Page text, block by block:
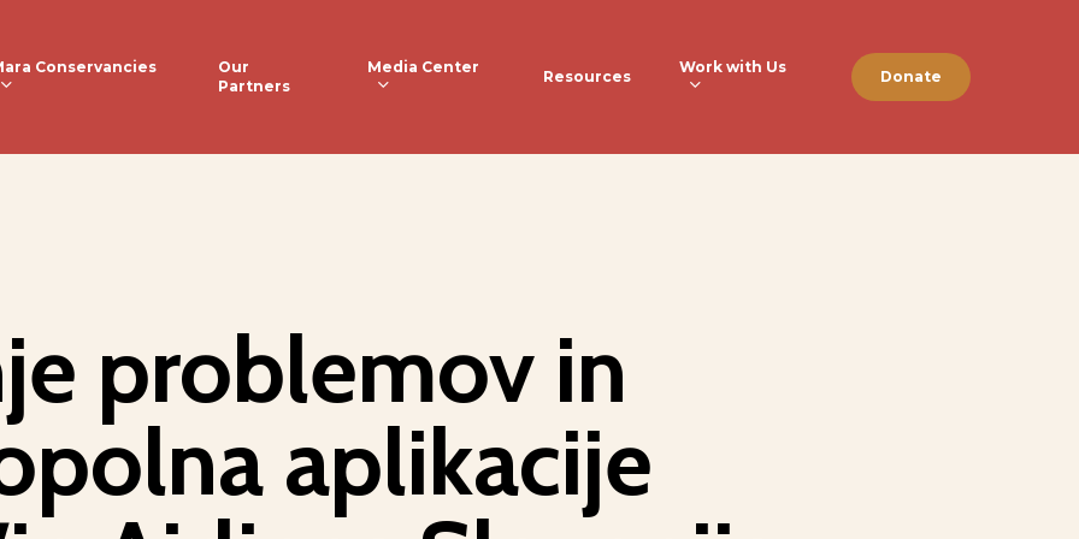
Conservancies
Our
Partners
Media Center
Resources
Work with Us
Donate
problemov in
aplikacije